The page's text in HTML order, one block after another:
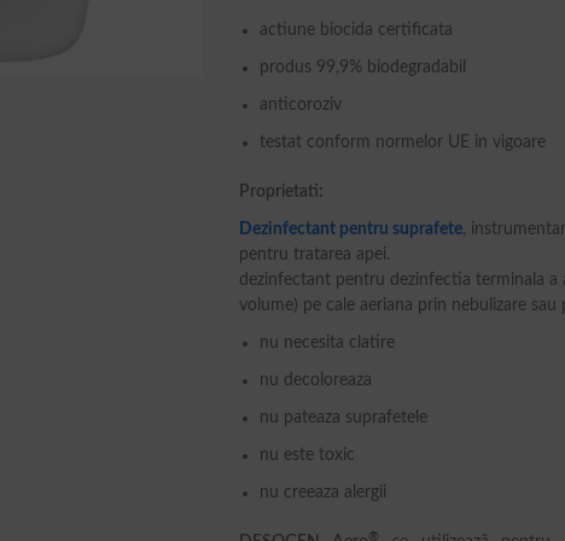
actiune biocida certificata
produs 99,9% biodegradabil
anticoroziv
testat conform normelor UE in vigoare
Proprietati:
Dezinfectant pentru suprafete,
pentru tratarea apei.
dezinfectant pentru dezinfectia terminala a
volume) pe cale aeriana prin nebulizare sau
nu necesita clatire
nu decoloreaza
nu pateaza suprafetele
nu este toxic
nu creeaza alergii
®